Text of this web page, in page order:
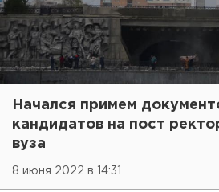
Начался примем
кандидатов на пост
вуза
8 июня 2022 в 14:31